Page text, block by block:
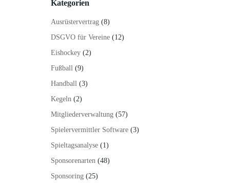
Kategorien
Ausrüstervertrag (8)
DSGVO für Vereine (12)
Eishockey (2)
Fußball (9)
Handball (3)
Kegeln (2)
Mitgliederverwaltung (57)
Spielervermittler Software (3)
Spieltagsanalyse (1)
Sponsorenarten (48)
Sponsoring (25)